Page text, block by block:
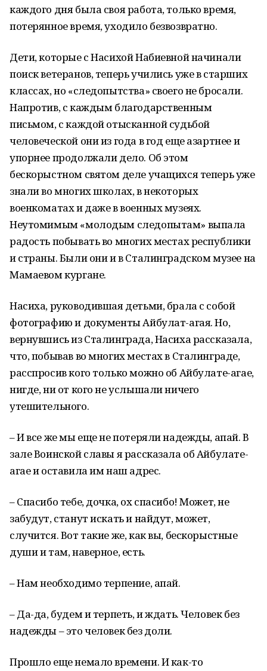
каждого дня была своя работа, только время,
потерянное время, уходило безвозвратно.
Дети, которые с Насихой Набиевной начинали
поиск вете­ранов, теперь учились уже в старших
классах, но «следопытства» своего не бросали.
Напротив, с каждым благодарствен­ным
письмом, с каждой отысканной судьбой
человеческой они из года в год еще азартнее и
упорнее продолжали дело. Об этом
бескорыстном святом деле учащихся теперь уже
знали во многих школах, в некоторых
военкоматах и даже в воен­ных музеях.
Неутомимым «молодым следопытам» выпала
радость побывать во многих местах республики
и страны. Были они и в Сталинградском музее на
Мамаевом кургане.
Насиха, руководившая детьми, брала с собой
фотографию и документы Айбулат-агая. Но,
вернувшись из Сталинграда, Насиха рассказала,
что, побывав во многих местах в Сталинграде,
расспросив кого только можно об Айбулате-агае,
нигде, ни от кого не услышали ничего
утешительного.
– И все же мы еще не потеряли надежды, апай. В
зале Воинской славы я рассказала об Айбулате-
агае и оставила им наш адрес.
– Спасибо тебе, дочка, ох спасибо! Может, не
забудут, станут искать и найдут, может,
случится. Вот такие же, как вы, бескорыстные
души и там, наверное, есть.
– Нам необходимо терпение, апай.
– Да-да, будем и терпеть, и ждать. Человек без
надеж­ды – это человек без доли.
Прошло еще немало времени. И как-то